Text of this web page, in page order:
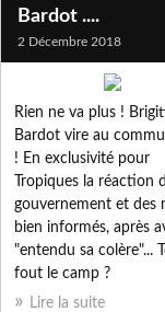
Bardot ....
2 Décembre 2018
Rien ne va plus !
Bardot vire au
! En exclusivité pour
Tropiques la réaction
gouvernement et des
bien informés, après
"entendu sa colère"...
fout le camp ?
Lire la suite